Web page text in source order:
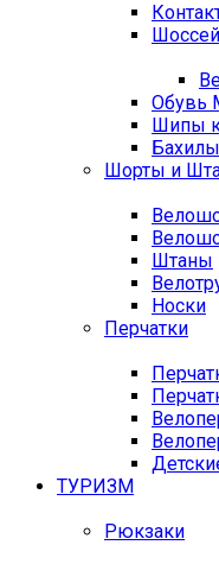
Обувь
Шипы
Бахилы
Шорты и
Штаны
Носки
Перчатки
ТУРИЗМ
Рюкзаки